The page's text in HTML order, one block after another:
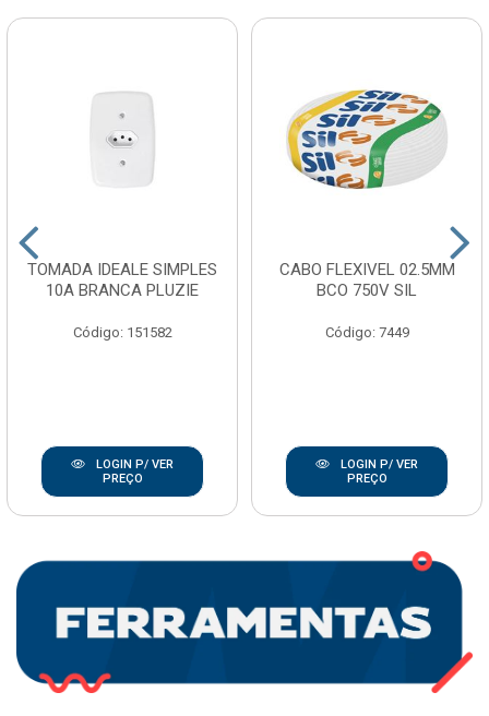
TOMADA IDEALE SIMPLES
10A BRANCA PLUZIE
Código: 151582
LOGIN P/ VER
PREÇO
CABO FLEXIVEL 02.5MM
BCO 750V SIL
Código: 7449
LOGIN P/ VER
PREÇO